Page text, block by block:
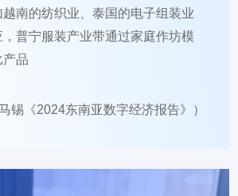
南的纺织业、泰国的电子组装业
普宁服装产业带通过家庭作坊模
产品
锡《2024东南亚数字经济报告》）